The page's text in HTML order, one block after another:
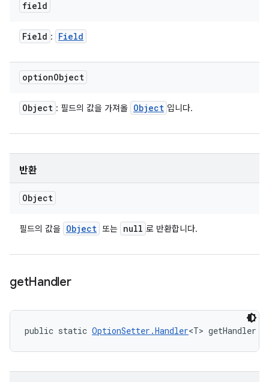
field
Field : Field
optionObject
Object : 필드의 값을 가져올 Object 입니다.
반환
Object
필드의 값을 Object 또는 null 로 반환합니다.
getHandler
public static OptionSetter.Handler<T> getHandler